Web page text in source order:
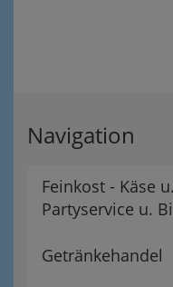
Navigation
Feinkost - Käse
Partyservice u.
Getränkehandel